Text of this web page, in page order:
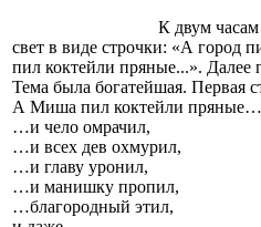
К двум часам
свет в виде строчки: «А город
пил коктейли пряные...». Далее
Тема была богатейшая. Первая
А Миша пил коктейли пряные…
…и чело омрачил,
…и всех дев охмурил,
…и главу уронил,
…и манишку пропил,
…благородный этил,